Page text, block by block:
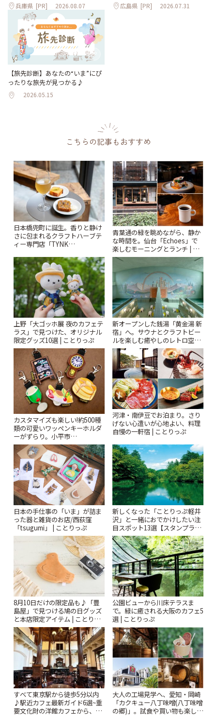
兵庫県 [PR] 2026.08.07 広島県 [PR] 2026.07.31
【旅先診断】あなたの“いま”にぴ
ったりな旅先が見つかる♪
2026.05.15
こちらの記事もおすすめ
日本橋兜町に誕生。香りと静け
さに包まれるクラフトハーブテ
ィー専門店「TYNK
青葉通の緑を眺めながら、静か
な時間を。仙台「Echoes」で
楽しむモーニングとランチ | こ
とりっぷ
上野「大ゴッホ展 夜のカフェテ
ラス」で見つけた、オリジナル
限定グッズ10選 | ことりっぷ
新オープンした銭湯「黄金湯 新
宿」へ。サウナとクラフトビー
ルを楽しむ癒やしのレトロ空間
| ことりっぷ
カスタマイズも楽しい!約500種
類の可愛いワッペンキーホルダ
ーがずらり。小平市
「Kimamaya T&K」 | ことりっ
ぷ
河津・南伊豆でお泊まり。さり
げない心遣いが心地よい、料理
自慢の一軒宿 | ことりっぷ
日本の手仕事の「いま」が詰ま
った器と雑貨のお店/西荻窪
「tsugumi」 | ことりっぷ
新しくなった「ことりっぷ軽井
沢」と一緒におでかけしたい注
目スポット13選【スタンプラリ
ー開催中】 | ことりっぷ
8月10日だけの限定品も♪「豊
島屋」で見つける鳩の日グッズ
と本店限定アイテム | ことりっ
ぷ
公園ビューから川床テラスま
で。緑に癒される大阪のカフェ5
選 | ことりっぷ
すべて東京駅から徒歩5分以内
♪駅近カフェ最新ガイド6選~重
要文化財の洋館カフェから、改
大人の工場見学へ、愛知・岡崎
「カクキュー八丁味噌(八丁味噌
の郷)」。試食や買い物も楽しみ